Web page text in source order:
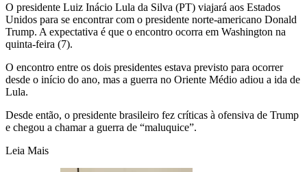
O presidente Luiz Inácio Lula da Silva (PT) viajará aos Estados
Unidos para se encontrar com o presidente norte-americano Donald
Trump. A expectativa é que o encontro ocorra em Washington na
quinta-feira (7).
O encontro entre os dois presidentes estava previsto para ocorrer
desde o início do ano, mas a guerra no Oriente Médio adiou a ida de
Lula.
Desde então, o presidente brasileiro fez críticas à ofensiva de Trump
e chegou a chamar a guerra de “maluquice”.
Leia Mais